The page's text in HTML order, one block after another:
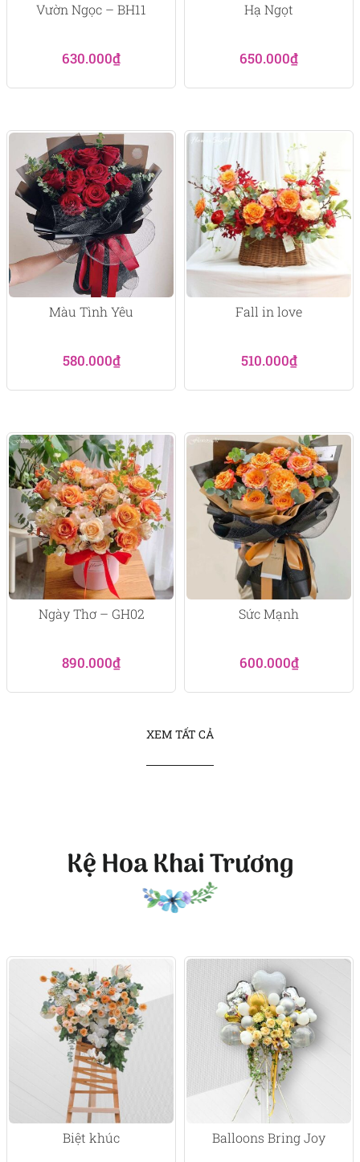
Vườn Ngọc – BH11
630.000₫
Hạ Ngọt
650.000₫
Màu Tình Yêu
580.000₫
Fall in love
510.000₫
Ngày Thơ – GH02
890.000₫
Sức Mạnh
600.000₫
XEM TẤT CẢ
Kệ Hoa Khai Trương
Biệt khúc Balloons Bring Joy